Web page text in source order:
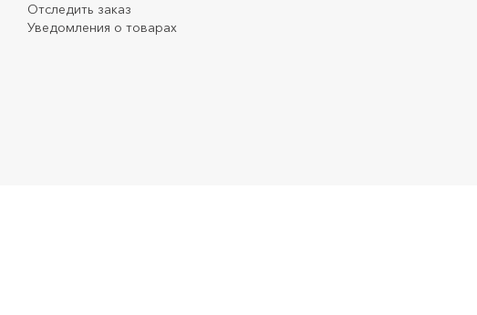
Отследить заказ
Уведомления о товарах